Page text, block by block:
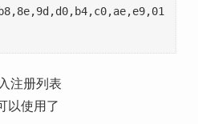
注册列表
以使用了